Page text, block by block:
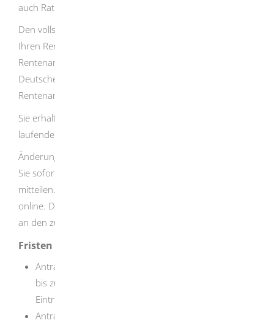
auch Rat und Hilfe zum Thema Rente.
Den vollständig ausgefüllten Rentenantrag senden Sie an
Ihren Rentenversicherungsträger. Erkennt er Ihren
Rentenanspruch an, überweist der Renten Service der
Deutschen Post AG die monatliche Rente auf die im
Rentenantrag angegebene Bankverbindung.
Sie erhalten die Rente am letzten Bankarbeitstag des
laufenden Monats.
Änderungen der Anschrift oder Bankverbindung sollten
Sie sofort dem
mitteilen.
online. Der Renten Service meldet die Daten automatisch
an den zuständigen Rentenversicherungsträger.
Fristen
Antragstellung für befristete Renten:
bis zum Ablauf des siebten Kalendermonats nach
Eintritt der Erwerbsminderung
Antragstellung für unbefristete Renten: